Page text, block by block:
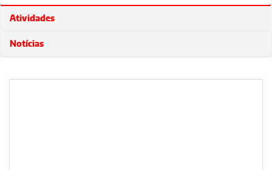
Atividades
Notícias